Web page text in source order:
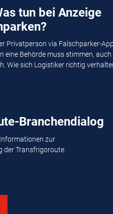
tun bei Anzeige
Privatperson via Falschparker-
eine Behörde muss stimmen, auch
Wie sich Logistiker richtig
Branchendialog
zur
der Transfrigoroute.